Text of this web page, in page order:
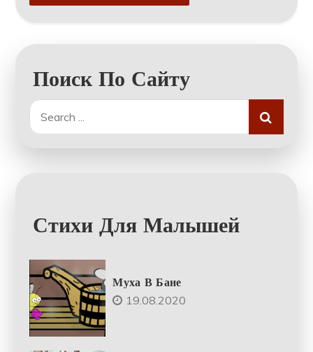
Поиск По Сайту
Search
for:
Стихи Для Малышей
Муха В Бане
19.08.2020